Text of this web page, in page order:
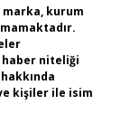
kurum
haber niteliği
kişiler ile isim